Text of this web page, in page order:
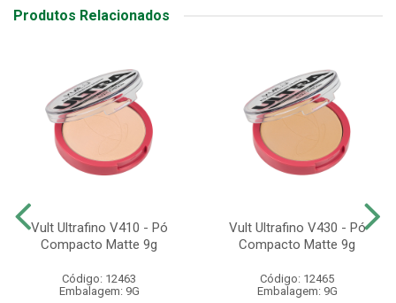
Produtos Relacionados
Vult Ultrafino V410 - Pó
Compacto Matte 9g
Código: 12463
Embalagem: 9G
Vult Ultrafino V430 - Pó
Compacto Matte 9g
Código: 12465
Embalagem: 9G